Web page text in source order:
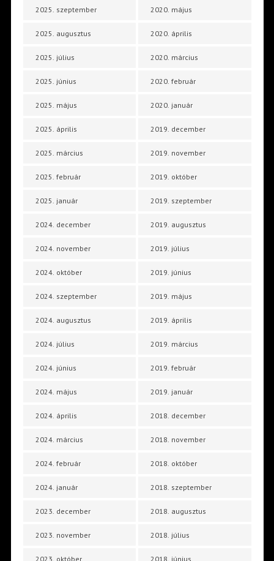
2025. szeptember
2025. augusztus
2025. július
2025. június
2025. május
2025. április
2025. március
2025. február
2025. január
2024. december
2024. november
2024. október
2024. szeptember
2024. augusztus
2024. július
2024. június
2024. május
2024. április
2024. március
2024. február
2024. január
2023. december
2023. november
2023. október
2020. május
2020. április
2020. március
2020. február
2020. január
2019. december
2019. november
2019. október
2019. szeptember
2019. augusztus
2019. július
2019. június
2019. május
2019. április
2019. március
2019. február
2019. január
2018. december
2018. november
2018. október
2018. szeptember
2018. augusztus
2018. július
2018. június